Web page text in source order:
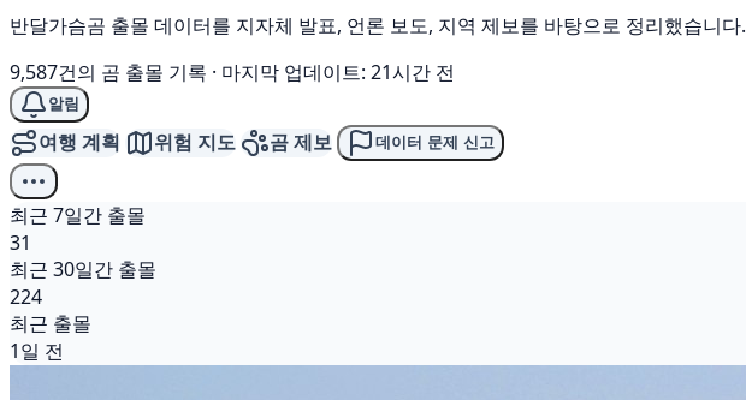
반달가슴곰 출몰 데이터를 지자체 발표, 언론 보도, 지역 제보를 바탕으로 정리했습니다.
9,587건의 곰 출몰 기록 · 마지막 업데이트: 21시간 전
알림
여행 계획 위험 지도 곰 제보 데이터 문제 신고
최근 7일간 출몰
31
최근 30일간 출몰
224
최근 출몰
1일 전